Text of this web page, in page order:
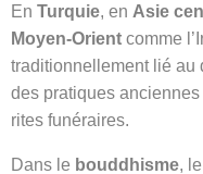
En Turquie, en Asie
Moyen-Orient comme
traditionnellement lié au
des pratiques
rites funéraires.
Dans le bouddhisme,